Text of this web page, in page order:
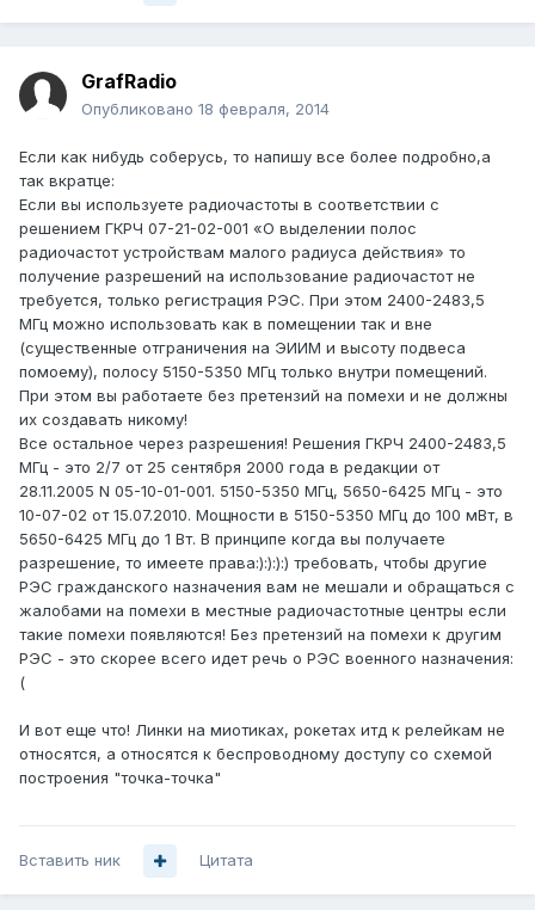
GrafRadio
Опубликовано 18 февраля, 2014
Если как нибудь соберусь, то напишу все более подробно,а
так вкратце:
Если вы используете радиочастоты в соответствии с
решением ГКРЧ 07-21-02-001 «О выделении полос
радиочастот устройствам малого радиуса действия» то
получение разрешений на использование радиочастот не
требуется, только регистрация РЭС. При этом 2400-2483,5
МГц можно использовать как в помещении так и вне
(существенные отграничения на ЭИИМ и высоту подвеса
помоему), полосу 5150-5350 МГц только внутри помещений.
При этом вы работаете без претензий на помехи и не должны
их создавать никому!
Все остальное через разрешения! Решения ГКРЧ 2400-2483,5
МГц - это 2/7 от 25 сентября 2000 года в редакции от
28.11.2005 N 05-10-01-001. 5150-5350 МГц, 5650-6425 МГц - это
10-07-02 от 15.07.2010. Мощности в 5150-5350 МГц до 100 мВт, в
5650-6425 МГц до 1 Вт. В принципе когда вы получаете
разрешение, то имеете права:):):):) требовать, чтобы другие
РЭС гражданского назначения вам не мешали и обращаться с
жалобами на помехи в местные радиочастотные центры если
такие помехи появляются! Без претензий на помехи к другим
РЭС - это скорее всего идет речь о РЭС военного назначения:
(
И вот еще что! Линки на миотиках, рокетах итд к релейкам не
относятся, а относятся к беспроводному доступу со схемой
построения "точка-точка"
Вставить ник Цитата